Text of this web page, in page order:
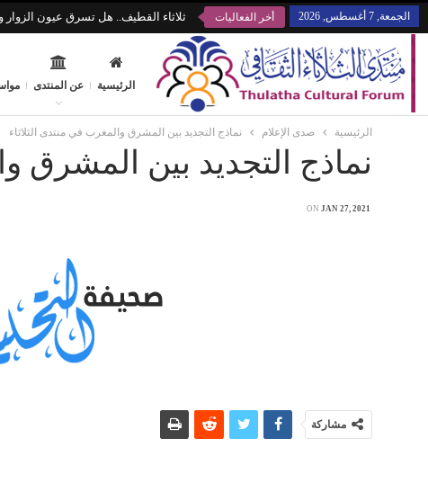
الجمعة, 7 أغسطس, 2026 أخر الفعاليات ثلاثاء القطيف.. هل تسرق عيون الزوار
الرئيسية عن المنتدى
الرئيسية صدى الإعلام نماذج التجديد بين المشرق والمغرب في منتدى الثلاثاء
نماذج التجديد بين المشرق
ON JAN 27, 2021
مشاركة